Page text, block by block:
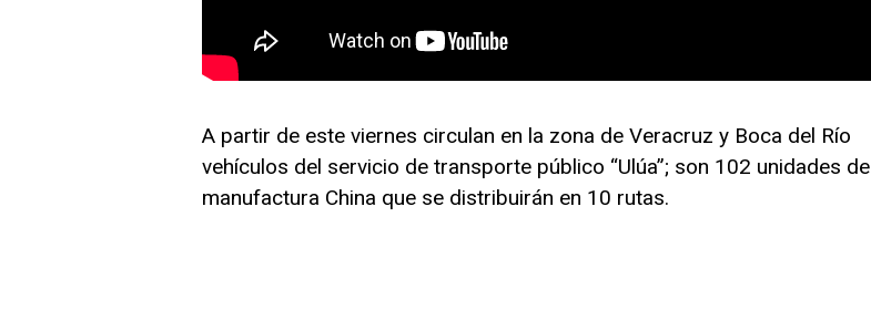
A partir de este viernes circulan en la zona de Veracruz y Boca del Río
vehículos del servicio de transporte público “Ulúa”; son 102 unidades de
manufactura China que se distribuirán en 10 rutas.